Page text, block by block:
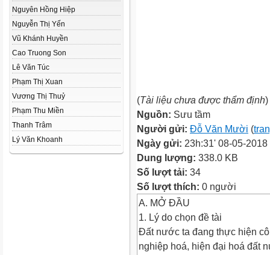
Nguyên Hồng Hiệp
Nguyễn Thị Yến
Vũ Khánh Huyền
Cao Truong Son
Lê Văn Túc
Phạm Thị Xuan
Vương Thị Thuỷ
Phạm Thu Miền
Thanh Trâm
Lý Văn Khoanh
(Tài liệu chưa được thẩm định)
Nguồn: Sưu tầm
Người gửi: Đỗ Văn Mười (
Ngày gửi: 23h:31' 08-05-2018
Dung lượng: 338.0 KB
Số lượt tải: 34
Số lượt thích: 0 người
A. MỞ ĐẦU
1. Lý do chọn đề tài
Đất nước ta đang thực hiện
nghiệp hoá, hiện đại hoá đất